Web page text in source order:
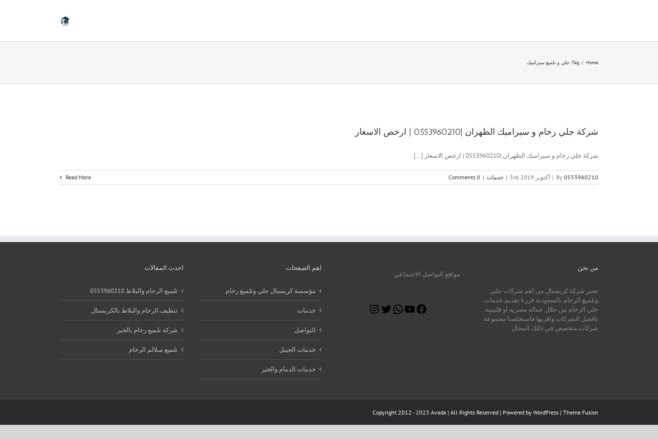
Home
/
Tag: جلي و تلميع سيراميك
شركة جلي رخام و سيراميك الظهران |0553960210 | ارخص الاسعار
شركة جلي رخام و سيراميك الظهران |0553960210 | ارخص الاسعار [...]
By 0553960210
| أكتوبر 3rd, 2019 | خدمات |
0 Comments
Read More
من نحن
تعتبر شركة كريستال من اهم شركات جلي
وتلميع الرخام بالسعودية قررنا تقديم خدمات
جلي الرخام من خلال عماله مصريه او فلبينية
بافضل الشركات واقربها فاستخلصنا مجموعة
شركات متخصص في ذللك المجال
مواقع التواصل الاجتماعي
Facebook
YouTube
WhatsApp
Twitter
اهم الصفحات
مؤسسة كريستال جلي وتلميع رخام
خدمات
التواصل
خدمات الجبيل
خدمات الدمام والخبر
احدث المقالات
تلميع الرخام والبلاط 0553960210
تنظيف الرخام والبلاط بالكريستال
شركة تلميع رخام بالخبر
تلميع سلالم الرخام
Copyright 2012 - 2023 Avada | All Rights Reserved | Powered by WordPress | Theme Fusion